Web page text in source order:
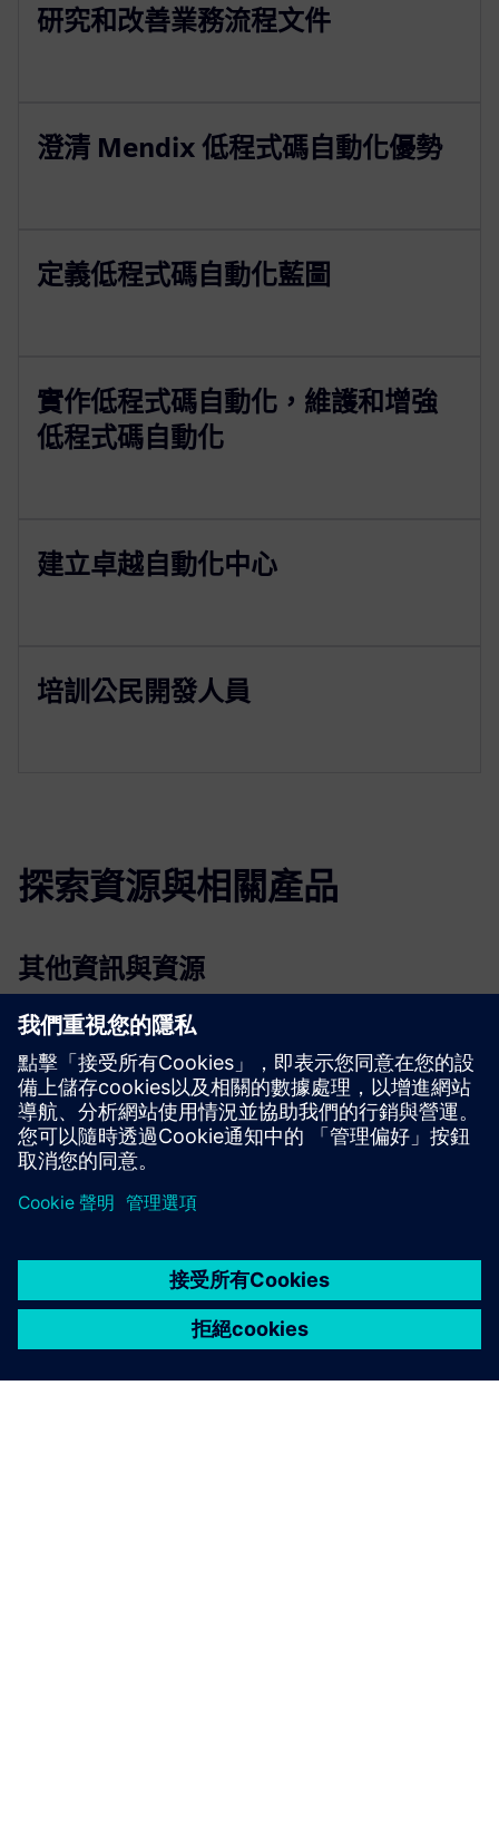
研究和改善業務流程文件
澄清 Mendix 低程式碼自動化優勢
定義低程式碼自動化藍圖
實作低程式碼自動化，維護和增強
低程式碼自動化
建立卓越自動化中心
培訓公民開發人員
探索資源與相關產品
其他資訊與資源
有關軟 Serve 低程式碼實踐的更多資訊
先決條件